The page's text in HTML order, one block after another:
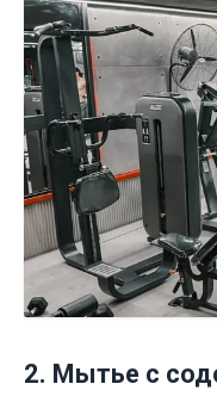
2. Мытье с